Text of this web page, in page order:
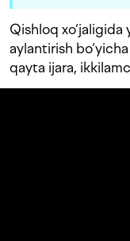
Qishloq
aylantirish
qayta ijara,